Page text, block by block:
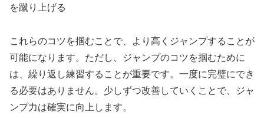
を蹴り上げる
これらのコツを掴むことで、より高くジャンプすることが
可能になります。ただし、ジャンプのコツを掴むために
は、繰り返し練習することが重要です。一度に完璧にでき
る必要はありません。少しずつ改善していくことで、ジャ
ンプ力は確実に向上します。